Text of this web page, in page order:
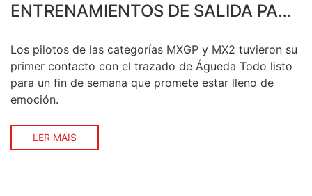
ENTRENAMIENTOS DE SALIDA PARA
MXGP
Los pilotos de las categorías MXGP y MX2 tuvieron su
primer contacto con el trazado de Águeda Todo listo
para un fin de semana que promete estar lleno de
emoción.
LER MAIS